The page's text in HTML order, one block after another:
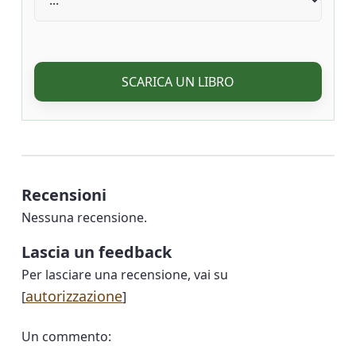
SCARICA UN LIBRO
Recensioni
Nessuna recensione.
Lascia un feedback
Per lasciare una recensione, vai su
[autorizzazione]
Un commento: